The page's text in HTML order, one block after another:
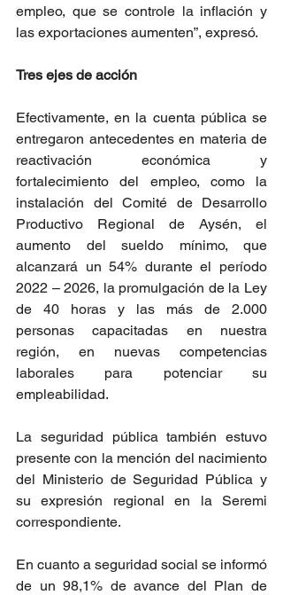
empleo, que se controle la inflación y
las exportaciones aumenten”, expresó.
Tres ejes de acción
Efectivamente, en la cuenta pública se
entregaron antecedentes en materia de
reactivación económica y
fortalecimiento del empleo, como la
instalación del Comité de Desarrollo
Productivo Regional de Aysén, el
aumento del sueldo mínimo, que
alcanzará un 54% durante el período
2022 – 2026, la promulgación de la Ley
de 40 horas y las más de 2.000
personas capacitadas en nuestra
región, en nuevas competencias
laborales para potenciar su
empleabilidad.
La seguridad pública también estuvo
presente con la mención del nacimiento
del Ministerio de Seguridad Pública y
su expresión regional en la Seremi
correspondiente.
En cuanto a seguridad social se informó
de un 98,1% de avance del Plan de